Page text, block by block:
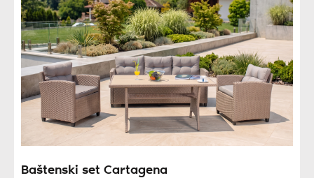
Baštenski set Cartagena